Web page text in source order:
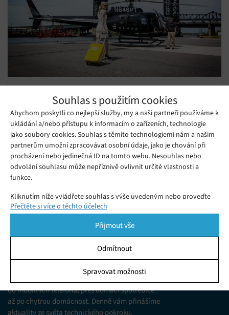
Souhlas s použitím cookies
Abychom poskytli co nejlepší služby, my a naši partneři používáme k
ukládání a/nebo přístupu k informacím o zařízeních, technologie
jako soubory cookies. Souhlas s těmito technologiemi nám a našim
partnerům umožní zpracovávat osobní údaje, jako je chování při
procházení nebo jedinečná ID na tomto webu. Nesouhlas nebo
odvolání souhlasu může nepříznivě ovlivnit určité vlastnosti a
funkce.
Kliknutím níže vyjádřete souhlas s výše uvedeným nebo proveďte
podrobnější rozhodnutí. Vaše volby budou použity pouze na tomto
pomocí přepínačů v Zásadách cookies nebo kliknutím na tlačítko
Spravovat souhlas ve spodní části obrazovky.
Ukládání a/nebo přístup k informacím v zařízení, Porozumění
publiku prostřednictvím statistik nebo kombinací údajů z
různých zdrojů.
Přečtěte si více o těchto účelech
Přijmout vše
Odmítnout
Spravovat možnosti
v Silicon Valley
Pondělí 25. 03. 2019 Redakce
Startup Blade spustil v San Francisku a oblasti Silicon Valley
pilotní program, který 200 lidem nabízí exkluzivní přístup
k mobilní aplikaci, jež jim umožňuje si objednat helikoptéry,
soukromé tryskáče i hydroplány.
Jsme web zajímající se o technologické novinky
od mobilních telefonů, přes domácí spotřebiče
až po chytrou domácnost. Denně vám přinášíme
aktuality ze světa technického pokroku,